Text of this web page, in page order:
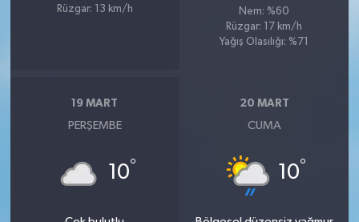
Rüzgar: 13 km/h
Nem: %60
Rüzgar: 17 km/h
Yağış Olasılığı: %71
19 MART
PERŞEMBE
10°
20 MART
CUMA
10°